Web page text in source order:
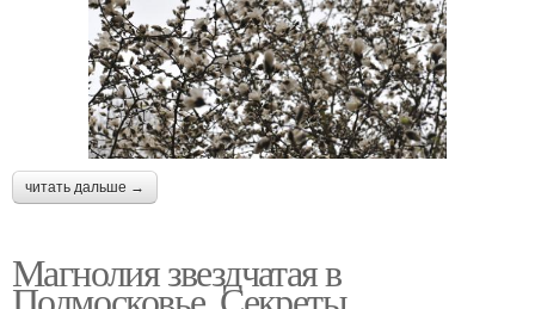
читать дальше →
Магнолия звездчатая в